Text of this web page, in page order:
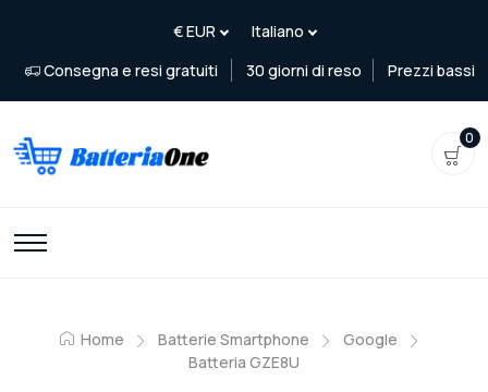
Consegna e resi gratuiti 30 giorni di reso Prezzi bassi
0
Home Batterie Smartphone
Google
Batteria GZE8U